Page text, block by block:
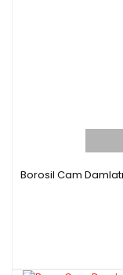
Borosil Cam